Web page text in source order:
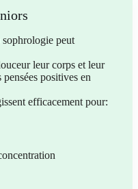
peut
leur corps et leur
positives en
efficacement pour: